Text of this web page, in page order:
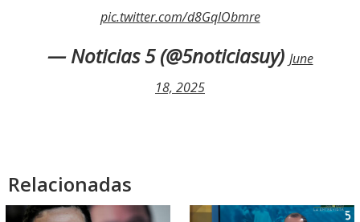
pic.twitter.com/d8GqlObmre
— Noticias 5 (@5noticiasuy) June
18, 2025
Relacionadas